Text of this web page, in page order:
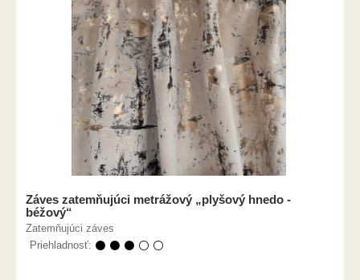
Záves zatemňujúci metrážový „plyšový hnedo -
béžový“
Zatemňujúci záves
Priehladnosť: ⚫ ⚫ ⚫ ⚪ ⚪